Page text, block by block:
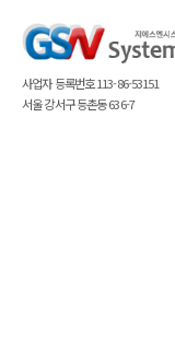
사업자 등록번호 113-86-53151
서울 강서구 등촌동 636-7